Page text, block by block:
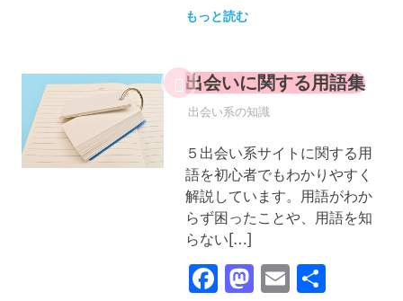
もっと読む
出会いに関する用語集
2022年12月25日
YYYPRO
出会い系の知識
５出会い系サイトに関する用
語を初心者でもわかりやすく
解説しています。用語がわか
らず困ったことや、用語を知
らない[…]
Facebook
Mastodon
Email
共